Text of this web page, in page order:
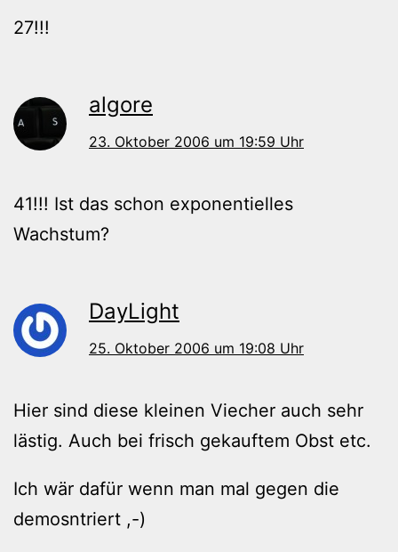
27!!!
algore
23. Oktober 2006 um 19:59 Uhr
41!!! Ist das schon exponentielles
Wachstum?
DayLight
25. Oktober 2006 um 19:08 Uhr
Hier sind diese kleinen Viecher auch sehr
lästig. Auch bei frisch gekauftem Obst etc.
Ich wär dafür wenn man mal gegen die
demosntriert ,-)